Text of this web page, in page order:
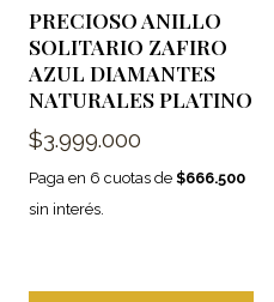
PRECIOSO ANILLO
SOLITARIO ZAFIRO
AZUL DIAMANTES
NATURALES PLATINO
$3.999.000
Paga en 6 cuotas de $666.500
sin interés.